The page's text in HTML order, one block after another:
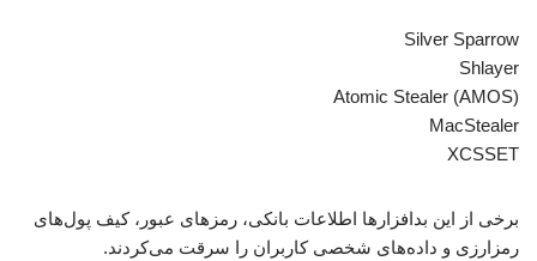
Silver Sparrow
Shlayer
Atomic Stealer (AMOS)
MacStealer
XCSSET
برخی از این بدافزارها اطلاعات بانکی، رمزهای عبور، کیف پول‌های
رمزارزی و داده‌های شخصی کاربران را سرقت می‌کردند.